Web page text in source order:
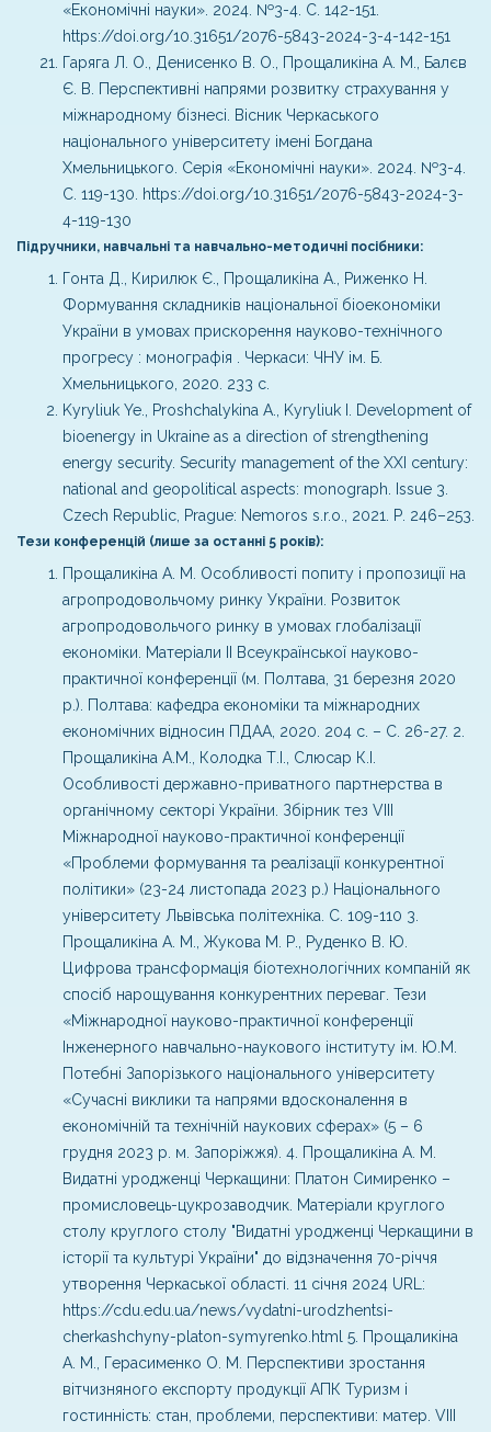
«Економічні науки». 2024. №3-4. С. 142-151.
https://doi.org/10.31651/2076-5843-2024-3-4-142-151
Гаряга Л. О., Денисенко В. О., Прощаликіна А. М., Балєв
Є. В. Перспективні напрями розвитку страхування у
міжнародному бізнесі. Вісник Черкаського
національного університету імені Богдана
Хмельницького. Серія «Економічні науки». 2024. №3-4.
С. 119-130. https://doi.org/10.31651/2076-5843-2024-3-
4-119-130
Підручники, навчальні та навчально-методичні посібники:
Гонта Д., Кирилюк Є., Прощаликіна А., Риженко Н.
Формування складників національної біоекономіки
України в умовах прискорення науково-технічного
прогресу : монографія . Черкаси: ЧНУ ім. Б.
Хмельницького, 2020. 233 с.
Kyryliuk Ye., Proshchalykina A., Kyryliuk I. Development of
bioenergy in Ukraine as a direction of strengthening
energy security. Security management of the XXI century:
national and geopolitical aspects: monograph. Issue 3.
Czech Republic, Prague: Nemoros s.r.o., 2021. Р. 246–253.
Тези конференцій (лише за останні 5 років):
Прощаликіна А. М. Особливості попиту і пропозиції на
агропродовольчому ринку України. Розвиток
агропродовольчого ринку в умовах глобалізації
економіки. Матеріали ІІ Всеукраїнської науково-
практичної конференції (м. Полтава, 31 березня 2020
р.). Полтава: кафедра економіки та міжнародних
економічних відносин ПДАА, 2020. 204 с. – С. 26-27. 2.
Прощаликіна А.М., Колодка Т.І., Слюсар К.І.
Особливості державно-приватного партнерства в
органічному секторі України. Збірник тез VIIІ
Міжнародної науково-практичної конференції
«Проблеми формування та реалізації конкурентної
політики» (23-24 листопада 2023 р.) Національного
університету Львівська політехніка. С. 109-110 3.
Прощаликіна А. М., Жукова М. Р., Руденко В. Ю.
Цифрова трансформація біотехнологічних компаній як
спосіб нарощування конкурентних переваг. Тези
«Міжнародної науково-практичної конференції
Інженерного навчально-наукового інституту ім. Ю.М.
Потебні Запорізького національного університету
«Сучасні виклики та напрями вдосконалення в
економічній та технічній наукових сферах» (5 – 6
грудня 2023 р. м. Запоріжжя). 4. Прощаликіна А. М.
Видатні уродженці Черкащини: Платон Симиренко –
промисловець-цукрозаводчик. Матеріали круглого
столу круглого столу "Видатні уродженці Черкащини в
історії та культурі України" до відзначення 70-річчя
утворення Черкаської області. 11 січня 2024 URL:
https://cdu.edu.ua/news/vydatni-urodzhentsi-
cherkashchyny-platon-symyrenko.html 5. Прощаликіна
А. М., Герасименко О. М. Перспективи зростання
вітчизняного експорту продукції АПК Туризм і
гостинність: стан, проблеми, перспективи: матер. VІІІ